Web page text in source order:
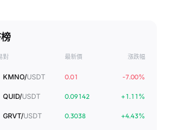
對 最新價 漲跌幅
KMNO/USDT 0.01 -7.00%
QUID/USDT 0.09142 +1.11%
GRVT/USDT 0.3038 +4.43%